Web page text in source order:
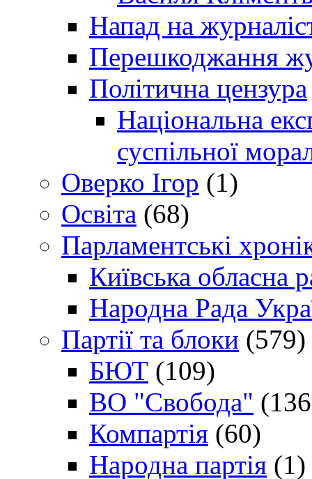
Напад на
Перешкоджання
Політична цензура
Національна
суспільної
Оверко Ігор (1)
Освіта (68)
Парламентські
Київська обласна
Народна Рада
Партії та блоки (579)
БЮТ (109)
ВО "Свобода"
Компартія (60)
Народна партія (1)